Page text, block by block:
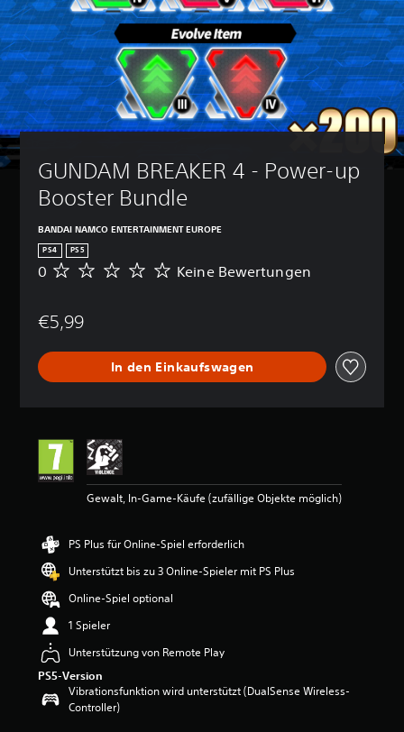
GUNDAM BREAKER 4 - Power-up
Booster Bundle
BANDAI NAMCO ENTERTAINMENT EUROPE
PS4 PS5
K
n
B
e
w
g
0 Keine Bewertungen
€5,99
In den Einkaufswagen
Gewalt, In-Game-Käufe (zufällige Objekte möglich)
PS Plus für Online-Spiel erforderlich
Unterstützt bis zu 3 Online-Spieler mit PS Plus
Online-Spiel optional
1 Spieler
Unterstützung von Remote Play
PS5-Version
Vibrationsfunktion wird unterstützt (DualSense Wireless-
Controller)